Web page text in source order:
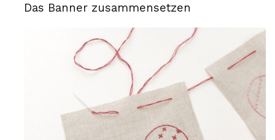
Das Banner zusammensetzen